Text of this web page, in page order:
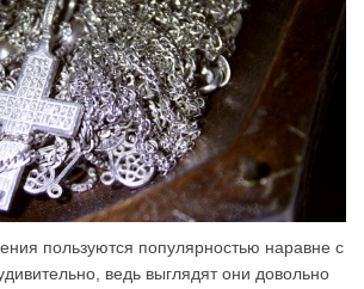
пользуются популярностью наравне с
ведь выглядят они довольно